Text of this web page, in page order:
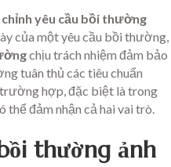
yêu cầu bồi thường
của một yêu cầu bồi thường,
chịu trách nhiệm đảm bảo
tuân thủ các tiêu chuẩn
trường hợp, đặc biệt là trong
thể đảm nhận cả hai vai trò.
thường ảnh